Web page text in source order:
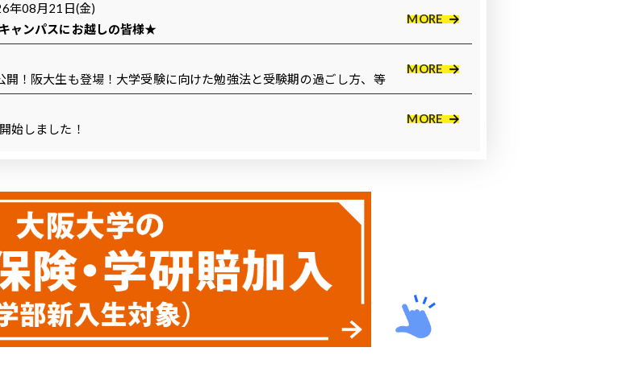
年08月21日(金)
ャンパスにお越しの皆様★
MORE
開！阪大生も登場！大学受験に向けた勉強法と受験期の過ごし方、等
MORE
始しました！
MORE